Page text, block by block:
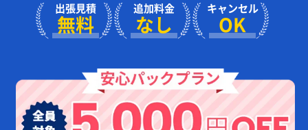
出張見積
無料
追加料金
なし
キャンセル
OK